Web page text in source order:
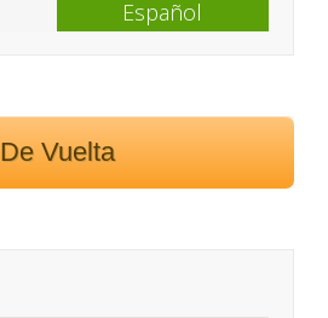
Español
De Vuelta